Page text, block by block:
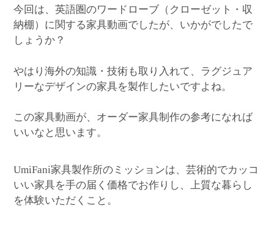
今回は、英語圏のワードローブ（クローゼット・収
納棚）に関する家具動画でしたが、いかがでしたで
しょうか？
やはり海外の知識・技術も取り入れて、ラグジュア
リーなデザインの家具を製作したいですよね。
この家具動画が、オーダー家具制作の参考になれば
いいなと思います。
UmiFani家具製作所のミッションは、芸術的でカッコ
いい家具を手の届く価格でお作りし、上質な暮らし
を体験いただくこと。